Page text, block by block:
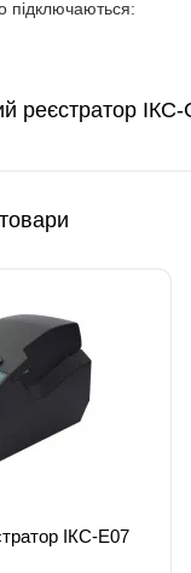
підключаються:
реєстратор
ІКС-Е07